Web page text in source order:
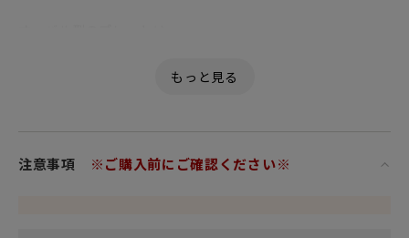
くれる最適なフォルムです。
大切な人への心に届く贈り物として。
注意事項 ※ご購入前にご確認ください※